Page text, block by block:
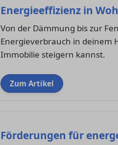
Energieeffizienz in
Von der Dämmung bis zur
Energieverbrauch in deinem
Immobilie steigern kannst.
Zum Artikel
Förderungen für